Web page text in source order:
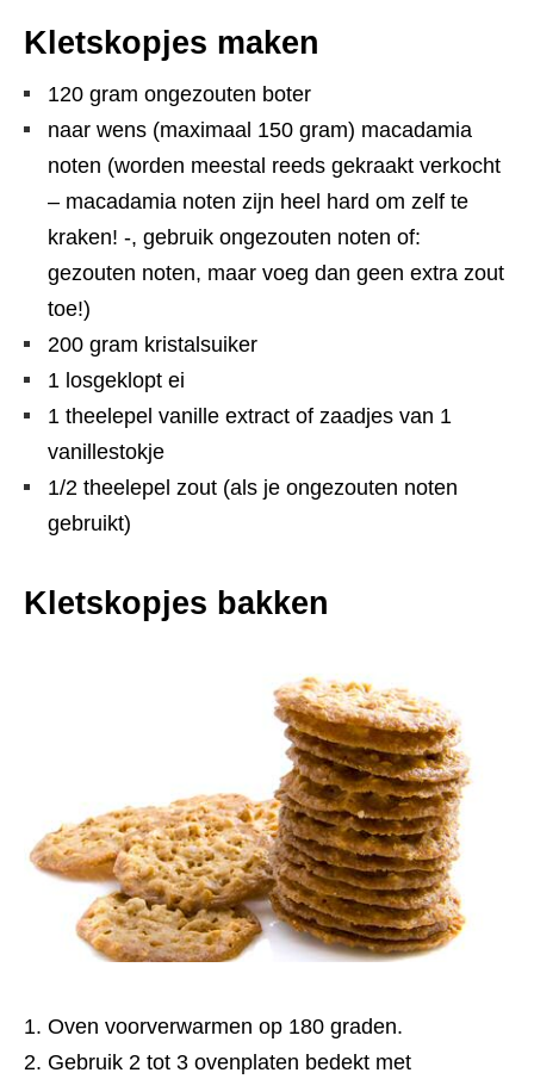
Kletskopjes maken
120 gram ongezouten boter
naar wens (maximaal 150 gram) macadamia
noten (worden meestal reeds gekraakt verkocht
– macadamia noten zijn heel hard om zelf te
kraken! -, gebruik ongezouten noten of:
gezouten noten, maar voeg dan geen extra zout
toe!)
200 gram kristalsuiker
1 losgeklopt ei
1 theelepel vanille extract of zaadjes van 1
vanillestokje
1/2 theelepel zout (als je ongezouten noten
gebruikt)
Kletskopjes bakken
Oven voorverwarmen op 180 graden.
Gebruik 2 tot 3 ovenplaten bedekt met